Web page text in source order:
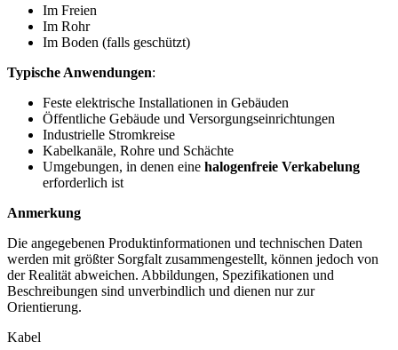
Im Freien
Im Rohr
Im Boden (falls geschützt)
Typische Anwendungen:
Feste elektrische Installationen in Gebäuden
Öffentliche Gebäude und Versorgungseinrichtungen
Industrielle Stromkreise
Kabelkanäle, Rohre und Schächte
Umgebungen, in denen eine halogenfreie Verkabelung
erforderlich ist
Anmerkung
Die angegebenen Produktinformationen und technischen Daten
werden mit größter Sorgfalt zusammengestellt, können jedoch von
der Realität abweichen. Abbildungen, Spezifikationen und
Beschreibungen sind unverbindlich und dienen nur zur
Orientierung.
Kabel